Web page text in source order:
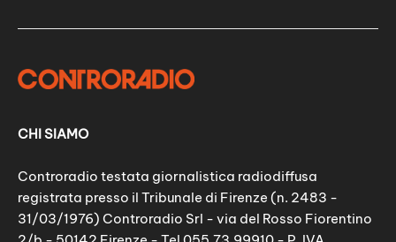
CHI SIAMO
Controradio testata giornalistica radiodiffusa
registrata presso il Tribunale di Firenze (n. 2483 -
31/03/1976) Controradio Srl - via del Rosso Fiorentino